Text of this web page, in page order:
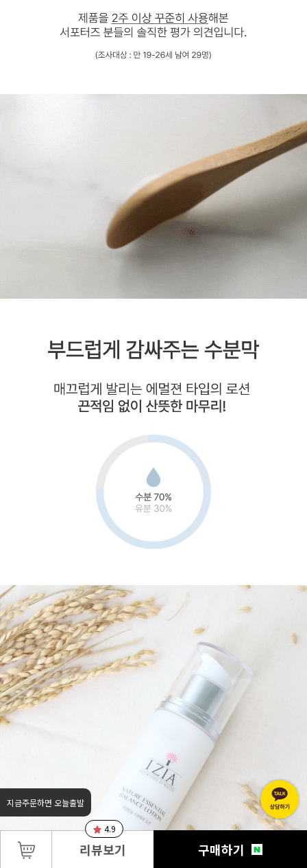
리뷰보기
4.9
구매하기
지금주문하면 오늘출발